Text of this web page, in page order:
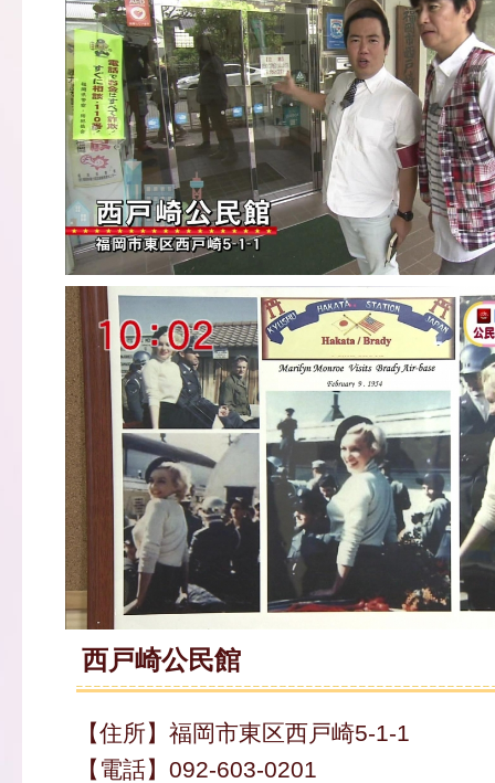
西戸崎公民館
【住所】福岡市東区西戸崎5-1-1
【電話】092-603-0201